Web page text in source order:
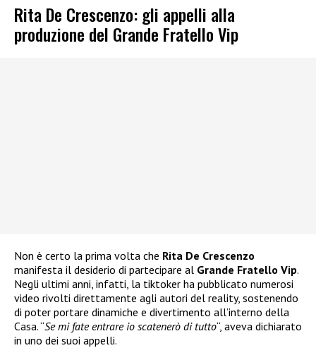
Rita De Crescenzo: gli appelli alla
produzione del Grande Fratello Vip
Non è certo la prima volta che Rita De Crescenzo
manifesta il desiderio di partecipare al Grande Fratello Vip.
Negli ultimi anni, infatti, la tiktoker ha pubblicato numerosi
video rivolti direttamente agli autori del reality, sostenendo
di poter portare dinamiche e divertimento all’interno della
Casa. “Se mi fate entrare io scatenerò di tutto“, aveva dichiarato
in uno dei suoi appelli.